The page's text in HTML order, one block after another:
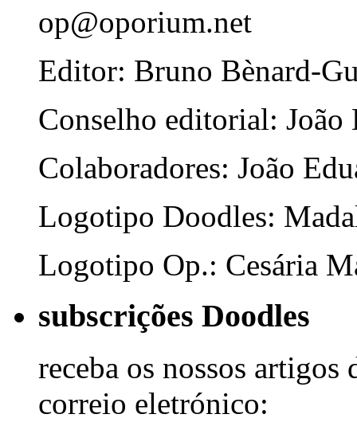
op@oporium.net
Editor: Bruno Bènard-
Conselho editorial: João
Colaboradores: João
Logotipo Doodles:
Logotipo Op.: Cesária
subscrições Doodles
receba os nossos artigos
correio eletrónico: